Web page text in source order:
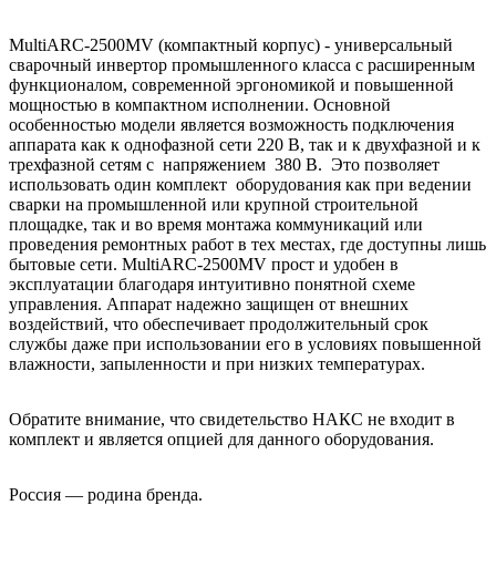
MultiARC-2500MV (компактный корпус) - универсальный
сварочный инвертор промышленного класса с расширенным
функционалом, современной эргономикой и повышенной
мощностью в компактном исполнении. Основной
особенностью модели является возможность подключения
аппарата как к однофазной сети 220 В, так и к двухфазной и к
трехфазной сетям с напряжением 380 В. Это позволяет
использовать один комплект оборудования как при ведении
сварки на промышленной или крупной строительной
площадке, так и во время монтажа коммуникаций или
проведения ремонтных работ в тех местах, где доступны лишь
бытовые сети. MultiARC-2500MV прост и удобен в
эксплуатации благодаря интуитивно понятной схеме
управления. Аппарат надежно защищен от внешних
воздействий, что обеспечивает продолжительный срок
службы даже при использовании его в условиях повышенной
влажности, запыленности и при низких температурах.
Обратите внимание, что свидетельство НАКС не входит в
комплект и является опцией для данного оборудования.
Россия — родина бренда.